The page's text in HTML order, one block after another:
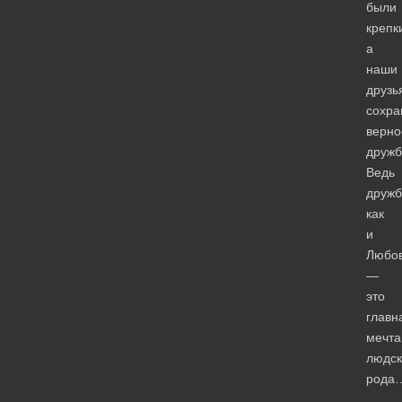
были
а
наши
Ведь
как
и
—
это
мечта